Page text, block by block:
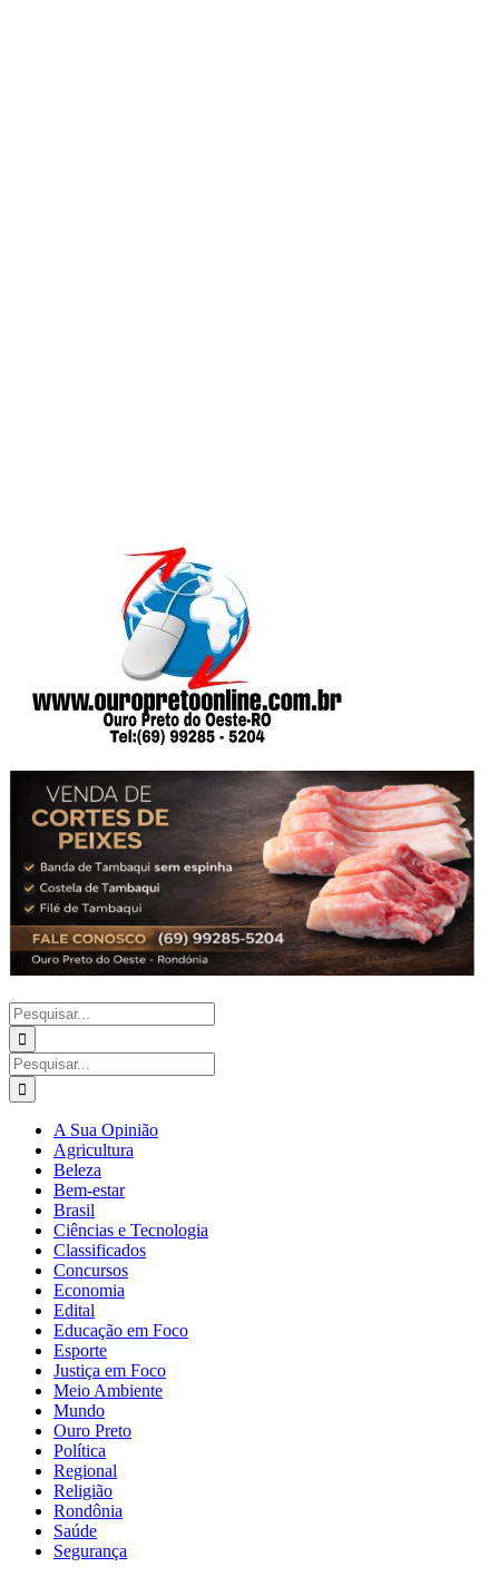
Buscar
resultados
para:
Buscar
resultados
para:
A Sua Opinião
Agricultura
Beleza
Bem-estar
Brasil
Ciências e Tecnologia
Classificados
Concursos
Economia
Edital
Educação em Foco
Esporte
Justiça em Foco
Meio Ambiente
Mundo
Ouro Preto
Política
Regional
Religião
Rondônia
Saúde
Segurança